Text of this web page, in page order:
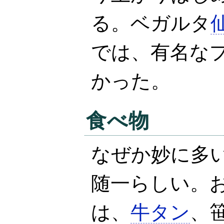
る。ベガルタ
では、有名な
かった。
食べ物
なぜか妙に多
随一らしい。
は、 牛タン、